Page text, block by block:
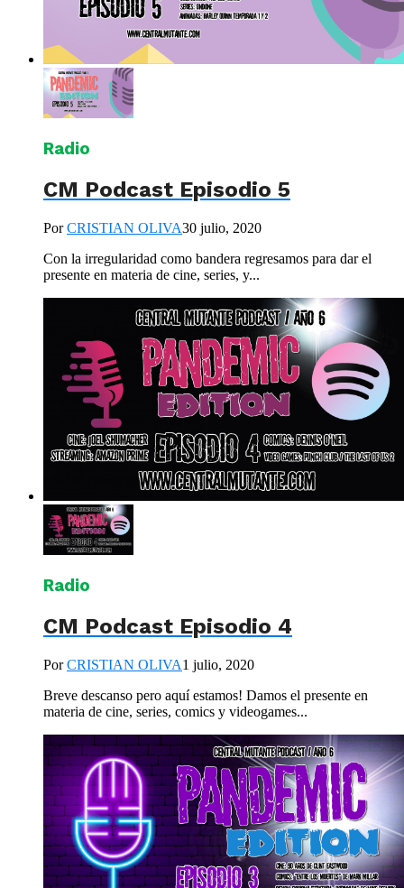
Radio
CM Podcast Episodio 5
PorCRISTIAN OLIVA30 julio, 2020
Con la irregularidad como bandera regresamos para dar el
presente en materia de cine, series, y...
Radio
CM Podcast Episodio 4
PorCRISTIAN OLIVA1 julio, 2020
Breve descanso pero aquí estamos! Damos el presente en
materia de cine, series, comics y videogames...